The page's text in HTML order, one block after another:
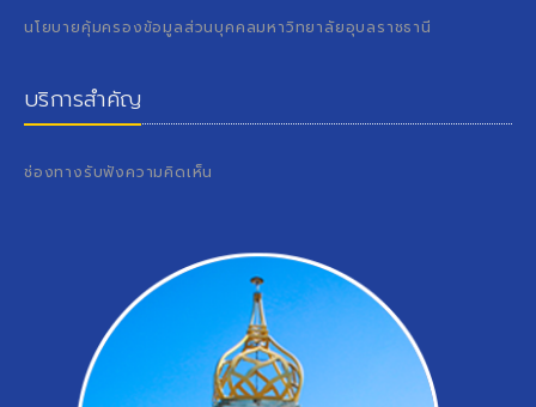
นโยบายคุ้มครองข้อมูลส่วนบุคคลมหาวิทยาลัยอุบลราชธานี
บริการสำคัญ
ช่องทางรับฟังความคิดเห็น